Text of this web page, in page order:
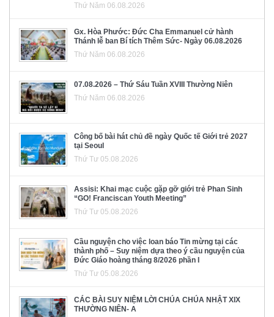
Thứ Năm 06.08.2026
Gx. Hòa Phước: Đức Cha Emmanuel cử hành
Thánh lễ ban Bí tích Thêm Sức- Ngày 06.08.2026
Thứ Năm 06.08.2026
07.08.2026 – Thứ Sáu Tuần XVIII Thường Niên
Thứ Năm 06.08.2026
Công bố bài hát chủ đề ngày Quốc tế Giới trẻ 2027
tại Seoul
Thứ Tư 05.08.2026
Assisi: Khai mạc cuộc gặp gỡ giới trẻ Phan Sinh
“GO! Franciscan Youth Meeting”
Thứ Tư 05.08.2026
Cầu nguyện cho việc loan báo Tin mừng tại các
thành phố – Suy niệm dựa theo ý cầu nguyện của
Đức Giáo hoàng tháng 8/2026 phần I
Thứ Tư 05.08.2026
CÁC BÀI SUY NIỆM LỜI CHÚA CHÚA NHẬT XIX
THƯỜNG NIÊN- A